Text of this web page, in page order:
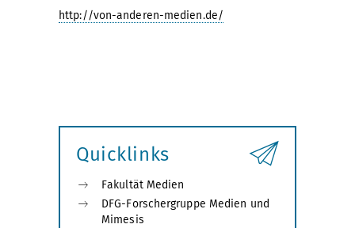
http://von-anderen-medien.de/
Quicklinks
Fakultät Medien
DFG-Forschergruppe Medien und
Mimesis